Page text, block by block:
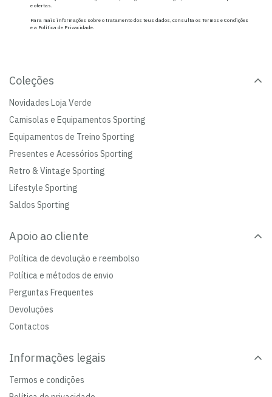
e ofertas.
Para mais informações sobre o tratamento dos teus dados, consulta os Termos e Condições
e a Política de Privacidade.
Coleções
Novidades Loja Verde
Camisolas e Equipamentos Sporting
Equipamentos de Treino Sporting
Presentes e Acessórios Sporting
Retro & Vintage Sporting
Lifestyle Sporting
Saldos Sporting
Apoio ao cliente
Política de devolução e reembolso
Política e métodos de envio
Perguntas Frequentes
Devoluções
Contactos
Informações legais
Termos e condições